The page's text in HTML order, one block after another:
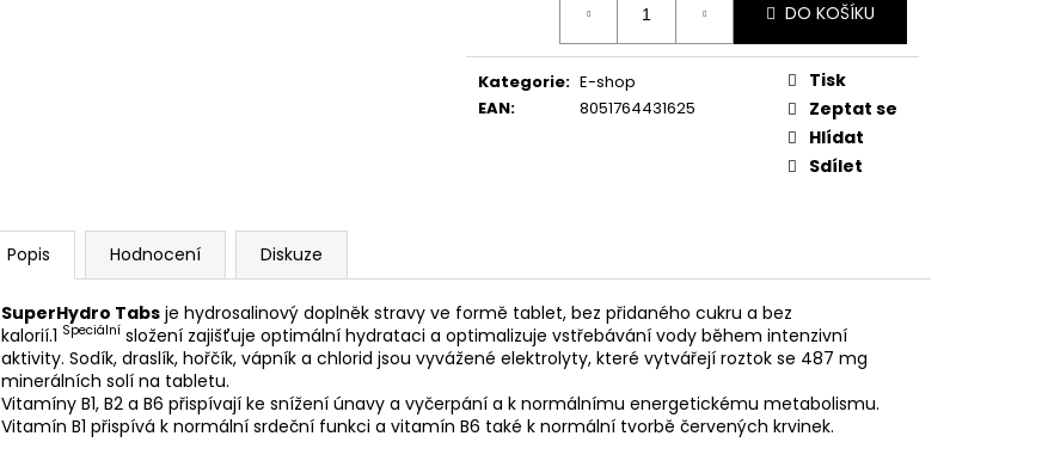
DO KOŠÍKU
Kategorie: E-shop
EAN: 8051764431625
Tisk
Zeptat se
Hlídat
Sdílet
Popis Hodnocení Diskuze
SuperHydro Tabs je hydrosalinový doplněk stravy ve formě tablet, bez přidaného cukru a bez
kalorií.1 Speciální složení zajišťuje optimální hydrataci a optimalizuje vstřebávání vody během intenzivní
aktivity. Sodík, draslík, hořčík, vápník a chlorid jsou vyvážené elektrolyty, které vytvářejí roztok se 487 mg
minerálních solí na tabletu.
Vitamíny B1, B2 a B6 přispívají ke snížení únavy a vyčerpání a k normálnímu energetickému metabolismu.
Vitamín B1 přispívá k normální srdeční funkci a vitamín B6 také k normální tvorbě červených krvinek.